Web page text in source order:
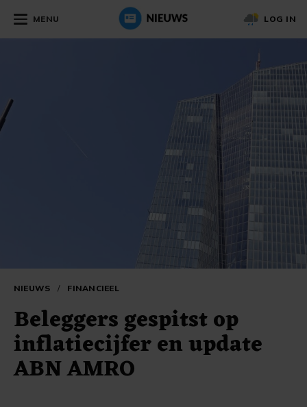
MENU LOG IN
NIEUWS / FINANCIEEL
Beleggers gespitst op
inflatiecijfer en update
ABN AMRO